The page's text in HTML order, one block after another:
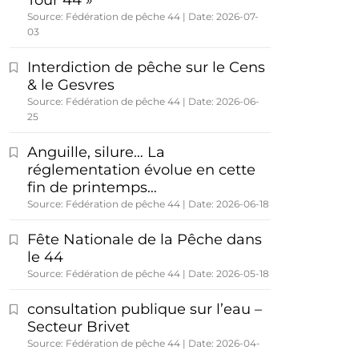
Source: Fédération de pêche 44
Date: 2026-07-
03
Interdiction de pêche sur le Cens
& le Gesvres
Source: Fédération de pêche 44
Date: 2026-06-
25
Anguille, silure… La
réglementation évolue en cette
fin de printemps…
Source: Fédération de pêche 44 Date: 2026-06-18
Fête Nationale de la Pêche dans
le 44
Source: Fédération de pêche 44 Date: 2026-05-18
consultation publique sur l’eau –
Secteur Brivet
Source: Fédération de pêche 44
Date: 2026-04-